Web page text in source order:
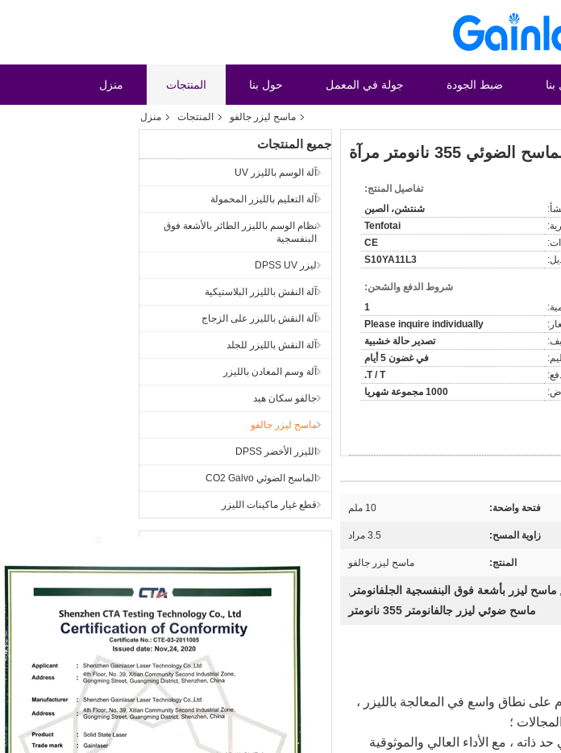
منزل المنتجات حول بنا جولة في المعمل ضبط الجودة
منزل المنتجات ماسح ليزر جالفو
جميع المنتجات
آلة الوسم بالليزر UV
آلة التعليم بالليزر المحمولة
نظام الوسم بالليزر الطائر بالأشعة فوق
البنفسجية
ليزر DPSS UV
آلة النقش بالليزر البلاستيكية
آلة النقش بالليزر على الزجاج
آلة النقش بالليزر للجلد
آلة وسم المعادن بالليزر
جالفو سكان هيد
ماسح ليزر جالفو
الليزر الأخضر DPSS
الماسح الضوئي CO2 Galvo
قطع غيار ماكينات الليزر
نانومتر مرآة
تفاصيل المنتج:
شنتشن، الصين
Tenfotai
CE
S10YA11L3
شروط الدفع والشحن:
1
Please inquire individually
تصدير حالة خشبية
في غضون 5 أيام
T / T.
1000 مجموعة شهريا
فتحة واضحة: 10 ملم
زاوية المسح: 3.5 مراد
المنتج: ماسح ليزر جالفو
, ماسح ليزر بأشعة فوق البنفسجية الجلفانومتر ,
ماسح ضوئي ليزر جالفانومتر 355 نانومتر
مع بقعة ضوء ساقطة 10 مم ، يستخدم على نطاق واسع في المعالجة بالليزر ،
؛
ذاته ، مع الأداء العالي والموثوقية